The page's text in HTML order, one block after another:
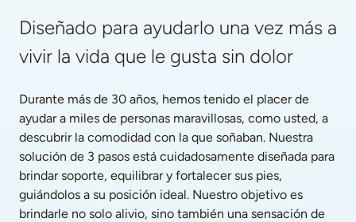
Diseñado para ayudarlo una vez más a
vivir la vida que le gusta sin dolor
Durante más de 30 años, hemos tenido el placer de
ayudar a miles de personas maravillosas, como usted, a
descubrir la comodidad con la que soñaban. Nuestra
solución de 3 pasos está cuidadosamente diseñada para
brindar soporte, equilibrar y fortalecer sus pies,
guiándolos a su posición ideal. Nuestro objetivo es
brindarle no solo alivio, sino también una sensación de